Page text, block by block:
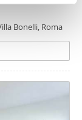
combinarle
hanno
Bonelli, Roma